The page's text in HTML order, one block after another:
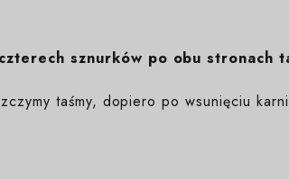
sznurków po obu stronach
taśmy, dopiero po wsunięciu